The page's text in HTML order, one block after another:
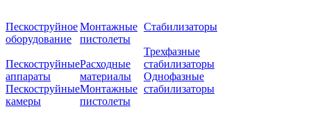
Пескоструйное
оборудование
Пескоструйные
аппараты
Пескоструйные
камеры
Монтажные
пистолеты
Расходные
материалы
Монтажные
пистолеты
Стабилизаторы
Трехфазные
стабилизаторы
Однофазные
стабилизаторы